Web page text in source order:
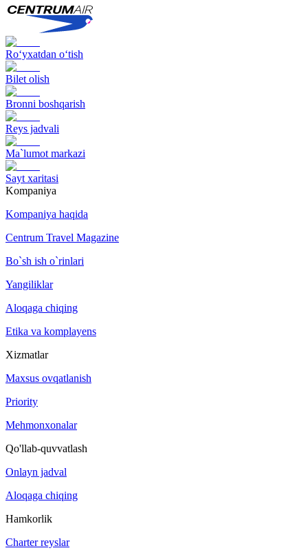
Ro‘yxatdan o‘tish
Bilet olish
Bronni boshqarish
Reys jadvali
Ma`lumot markazi
Sayt xaritasi
Kompaniya
Kompaniya haqida
Centrum Travel Magazine
Bo`sh ish o`rinlari
Yangiliklar
Aloqaga chiqing
Etika va komplayens
Xizmatlar
Maxsus ovqatlanish
Priority
Mehmonxonalar
Qo'llab-quvvatlash
Onlayn jadval
Aloqaga chiqing
Hamkorlik
Charter reyslar